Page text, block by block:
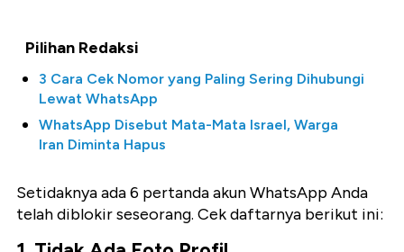
Pilihan Redaksi
3 Cara Cek Nomor yang Paling Sering Dihubungi
Lewat WhatsApp
WhatsApp Disebut Mata-Mata Israel, Warga
Iran Diminta Hapus
Setidaknya ada 6 pertanda akun WhatsApp Anda
telah diblokir seseorang. Cek daftarnya berikut ini: